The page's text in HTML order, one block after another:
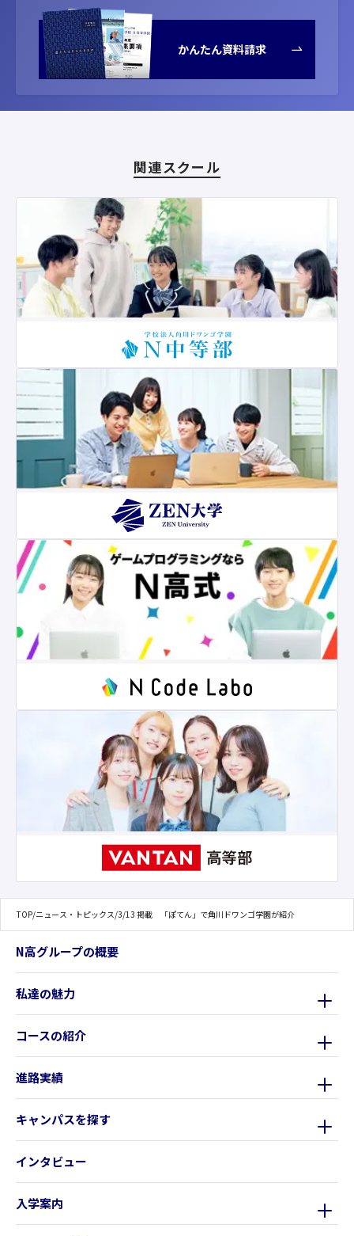
かんたん資料請求
関連スクール
TOP/ニュース・トピックス /3/13 掲載 「ぽてん」で角川ドワンゴ学園が紹介
N高グループの概要
私達の魅力
コースの紹介
進路実績
キャンパスを探す
インタビュー
入学案内